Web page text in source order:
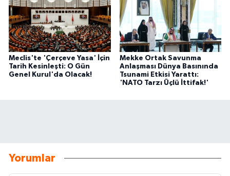
Meclis'te 'Çerçeve Yasa' İçin
Tarih Kesinleşti: O Gün
Genel Kurul'da Olacak!
Mekke Ortak Savunma
Anlaşması Dünya Basınında
Tsunami Etkisi Yarattı:
'NATO Tarzı Üçlü İttifak!'
Yorumlar